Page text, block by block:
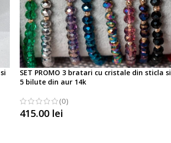
SET PROMO 3 bratari cu cristale din sticla si
5 bilute din aur 14k
(0)
415.00 lei